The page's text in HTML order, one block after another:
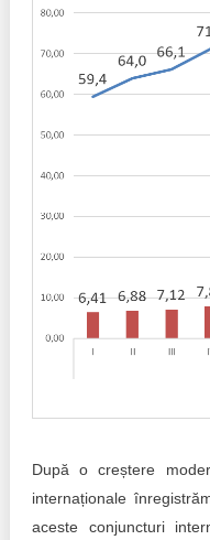
După o creștere
internaționale
aceste conjuncturi